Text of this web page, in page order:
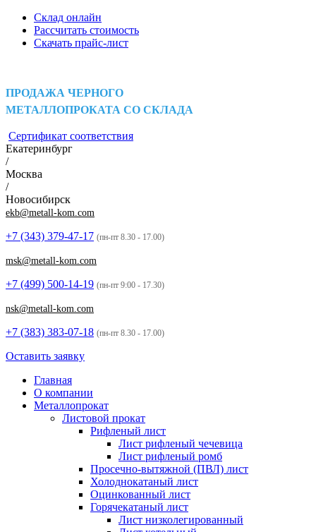
Склад онлайн
Рассчитать стоимость
Скачать прайс-лист
ПРОДАЖА ЧЕРНОГО
МЕТАЛЛОПРОКАТА СО СКЛАДА
Сертификат соответствия
Екатеринбург
/
Москва
/
Новосибирск
ekb@metall-kom.com
+7 (343) 379-47-17 (пн-пт 8.30 - 17.00)
msk@metall-kom.com
+7 (499) 500-14-19 (пн-пт 9:00 - 17.30)
nsk@metall-kom.com
+7 (383) 383-07-18 (пн-пт 8.30 - 17.00)
Оставить заявку
Главная
О компании
Металлопрокат
Листовой прокат
Рифленый лист
Лист рифленый чечевица
Лист рифленый ромб
Просечно-вытяжной (ПВЛ) лист
Холоднокатаный лист
Оцинкованный лист
Горячекатаный лист
Лист низколегированный